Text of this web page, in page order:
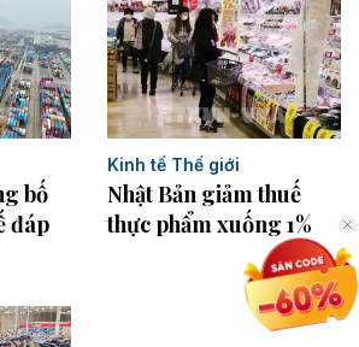
bố
đáp
Kinh tế Thế giới
Nhật Bản giảm thuế
thực phẩm xuống 1%